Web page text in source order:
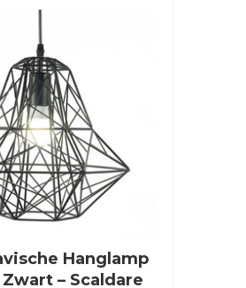
Hanglamp
– Scaldare